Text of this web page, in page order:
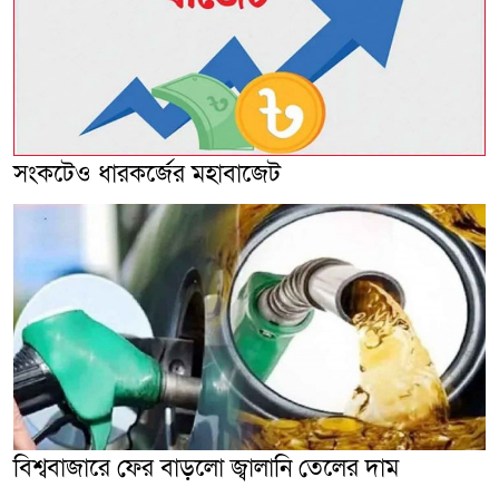
সংকটেও ধারকর্জের মহাবাজেট
বিশ্ববাজারে ফের বাড়লো জ্বালানি তেলের দাম